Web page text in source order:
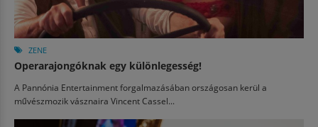
ZENE
Operarajongóknak egy különlegesség!
A Pannónia Entertainment forgalmazásában országosan kerül a
művészmozik vásznaira Vincent Cassel...